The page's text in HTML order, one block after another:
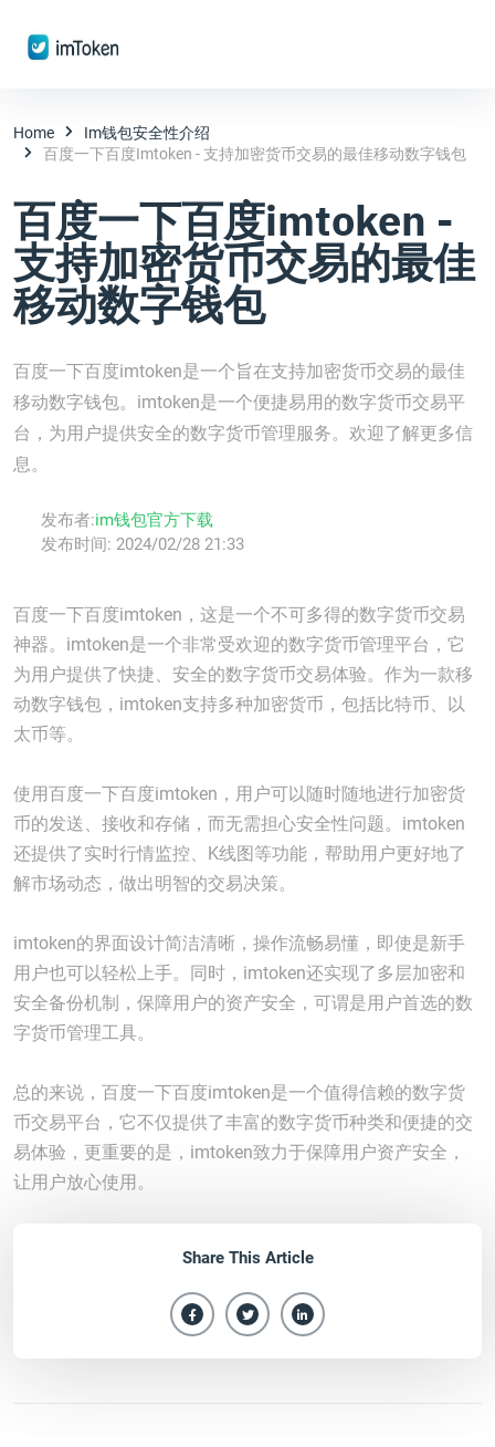
Home
Im钱包安全性介绍
百度一下百度imtoken - 支持加密货币交易的最佳移动数字钱包
百度一下百度imtoken -
支持加密货币交易的最佳
移动数字钱包
百度一下百度imtoken是一个旨在支持加密货币交易的最佳
移动数字钱包。imtoken是一个便捷易用的数字货币交易平
台，为用户提供安全的数字货币管理服务。欢迎了解更多信
息。
发布者:im钱包官方下载
发布时间: 2024/02/28 21:33
百度一下百度imtoken，这是一个不可多得的数字货币交易
神器。imtoken是一个非常受欢迎的数字货币管理平台，它
为用户提供了快捷、安全的数字货币交易体验。作为一款移
动数字钱包，imtoken支持多种加密货币，包括比特币、以
太币等。
使用百度一下百度imtoken，用户可以随时随地进行加密货
币的发送、接收和存储，而无需担心安全性问题。imtoken
还提供了实时行情监控、K线图等功能，帮助用户更好地了
解市场动态，做出明智的交易决策。
imtoken的界面设计简洁清晰，操作流畅易懂，即使是新手
用户也可以轻松上手。同时，imtoken还实现了多层加密和
安全备份机制，保障用户的资产安全，可谓是用户首选的数
字货币管理工具。
总的来说，百度一下百度imtoken是一个值得信赖的数字货
币交易平台，它不仅提供了丰富的数字货币种类和便捷的交
易体验，更重要的是，imtoken致力于保障用户资产安全，
让用户放心使用。
Share This Article